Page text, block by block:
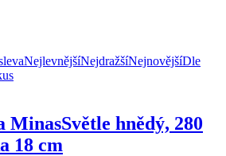
NejlevnějšíNejdražšíNejnovějšíDle
MinasSvětle hnědý, 280
18 cm